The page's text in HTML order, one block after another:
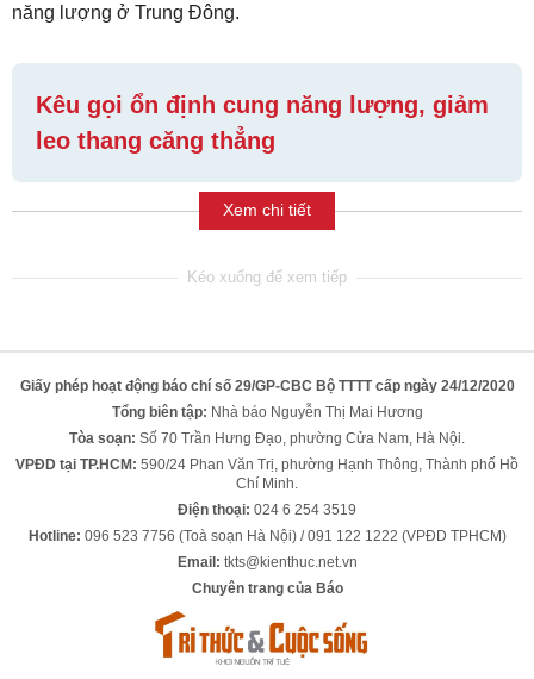
năng lượng ở Trung Đông.
Kêu gọi ổn định cung năng lượng, giảm
leo thang căng thẳng
Xem chi tiết
Giấy phép hoạt động báo chí số 29/GP-CBC Bộ TTTT cấp ngày 24/12/2020
Tổng biên tập: Nhà báo Nguyễn Thị Mai Hương
Tòa soạn: Số 70 Trần Hưng Đạo, phường Cửa Nam, Hà Nội.
VPĐD tại TP.HCM: 590/24 Phan Văn Trị, phường Hạnh Thông, Thành phố Hồ
Chí Minh.
Điện thoại: 024 6 254 3519
Hotline: 096 523 7756 (Toà soạn Hà Nội) / 091 122 1222 (VPĐD TPHCM)
Email: tkts@kienthuc.net.vn
Chuyên trang của Báo